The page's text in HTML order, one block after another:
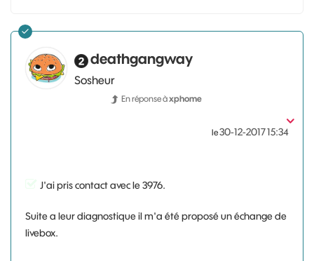
deathgangway
Sosheur
En réponse àxphome
le‎30-12-201715:34
J'ai pris contact avec le 3976.
Suite a leur diagnostique il m'a été proposé un échange de
livebox.